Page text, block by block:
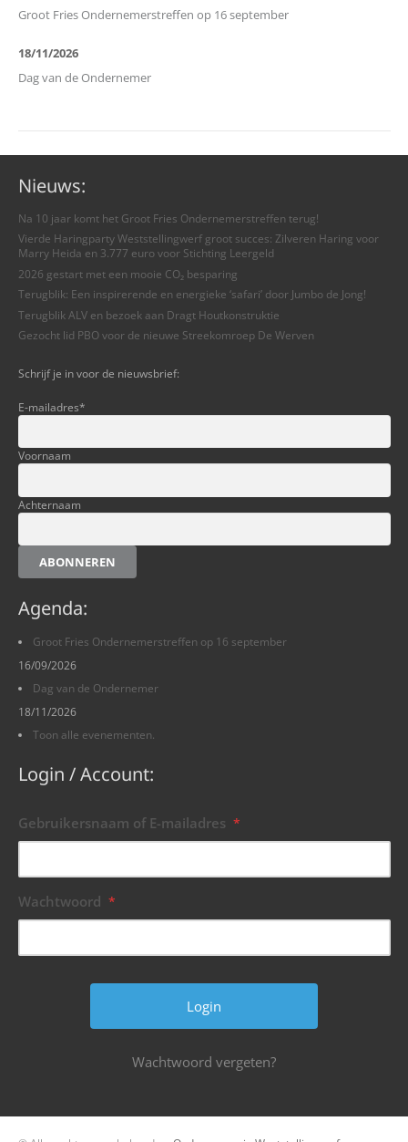
Groot Fries Ondernemerstreffen op 16 september
18/11/2026
Dag van de Ondernemer
Nieuws:
Na 10 jaar komt het Groot Fries Ondernemerstreffen terug!
Vierde Haringparty Weststellingwerf groot succes: Zilveren Haring voor
Marry Heida en 3.777 euro voor Stichting Leergeld
2026 gestart met een mooie CO₂ besparing
Terugblik: Een inspirerende en energieke ‘safari’ door Jumbo de Jong!
Terugblik ALV en bezoek aan Dragt Houtkonstruktie
Gezocht lid PBO voor de nieuwe Streekomroep De Werven
Schrijf je in voor de nieuwsbrief:
E-mailadres*
Voornaam
Achternaam
ABONNEREN
Agenda:
Groot Fries Ondernemerstreffen op 16 september
16/09/2026
Dag van de Ondernemer
18/11/2026
Toon alle evenementen.
Login / Account:
Gebruikersnaam of E-mailadres *
Wachtwoord *
Wachtwoord vergeten?